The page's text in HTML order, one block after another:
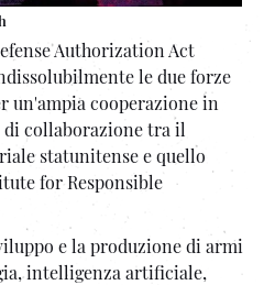
Authorization Act
le due forze
un'ampia cooperazione in
collaborazione tra il
statunitense e quello
for Responsible
e la produzione di armi
intelligenza artificiale,